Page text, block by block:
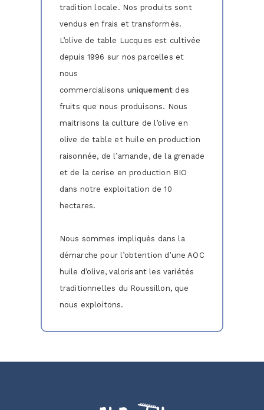
tradition locale. Nos produits sont
vendus en frais et transformés.
L’olive de table Lucques est cultivée
depuis 1996 sur nos parcelles et
nous
commercialisons uniquement des
fruits que nous produisons. Nous
maitrisons la culture de l’olive en
olive de table et huile en production
raisonnée, de l’amande, de la grenade
et de la cerise en production BIO
dans notre exploitation de 10
hectares.
Nous sommes impliqués dans la
démarche pour l’obtention d’une AOC
huile d’olive, valorisant les variétés
traditionnelles du Roussillon, que
nous exploitons.